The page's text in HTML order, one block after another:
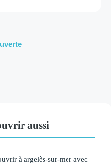
aussi
à argelès-sur-mer avec